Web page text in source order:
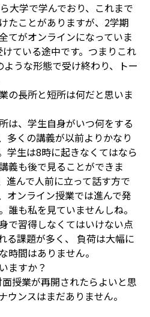
大学で学んでおり、これまで
たことがありますが、2学期
てがオンラインになっていま
ている途中です。つまりこれ
うな形態で受け終わり、トー
の長所と短所は何だと思いま
、学生自身がいつ何をする
多くの講義が以前よりかなり
学生は8時に起きなくてはなら
義も後で見ることができま
進んで人前に立って話す方で
オンライン授業では進んで発
誰も私を見ていませんしね。
で習得しなくてはいけない点
る課題が多く、 負荷は大幅に
時間はありません。
ますか？
授業が再開されたらよいと思
ウンスはまだありません。